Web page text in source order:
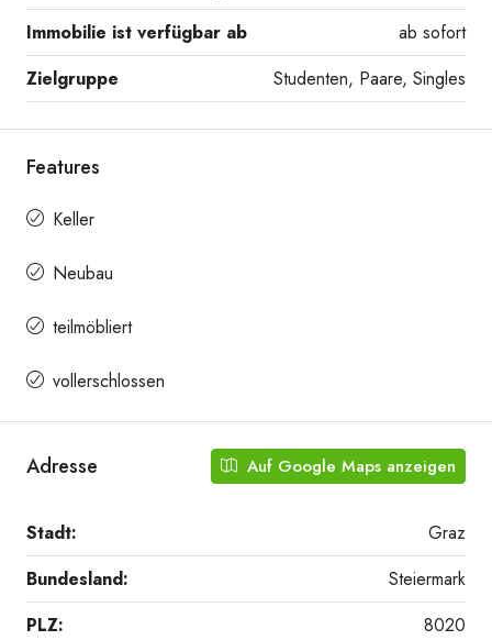
20251001_093500124_iOS
Immobilie ist verfügbar ab
ab sofort
Zielgruppe
Studenten, Paare, Singles
Features
Keller
Neubau
teilmöbliert
vollerschlossen
Adresse Auf Google Maps anzeigen
Stadt:
Graz
Bundesland:
Steiermark
PLZ:
8020